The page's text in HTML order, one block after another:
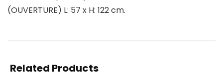
(OUVERTURE) L: 57 x H: 122 cm.
Related Products